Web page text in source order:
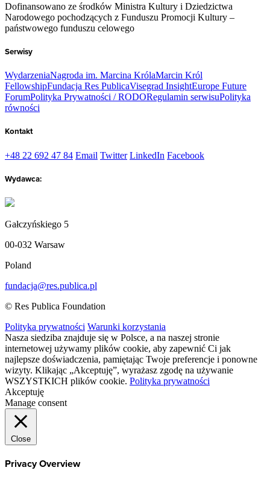
Dofinansowano ze środków Ministra Kultury i Dziedzictwa
Narodowego pochodzących z Funduszu Promocji Kultury –
państwowego funduszu celowego
Serwisy
WydarzeniaNagroda im. Marcina KrólaMarcin Król
FellowshipFundacja Res PublicaVisegrad InsightEurope Future
ForumPolityka Prywatności / RODORegulamin serwisuPolityka
równości
Kontakt
+48 22 692 47 84 Email Twitter LinkedIn Facebook
Wydawca:
Gałczyńskiego 5
00-032 Warsaw
Poland
fundacja@res.publica.pl
© Res Publica Foundation
Polityka prywatności Warunki korzystania
Nasza siedziba znajduje się w Polsce, a na naszej stronie
internetowej używamy plików cookie, aby zapewnić Ci jak
najlepsze doświadczenia, pamiętając Twoje preferencje i ponowne
wizyty. Klikając „Akceptuję”, wyrażasz zgodę na używanie
WSZYSTKICH plików cookie. Polityka prywatności
Akceptuję
Manage consent
Close
Privacy Overview